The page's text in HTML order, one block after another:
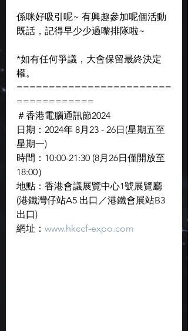
係咪好吸引呢~ 有興趣參加呢個活動
既話，記得早少少過嚟排隊啦~
*如有任何爭議，大會保留最終決定
權。
========================
============
＃香港電腦通訊節2024
日期：2024年 8月23 - 26日(星期五至
星期一)
時間：10:00-21:30 (8月26日僅開放至
18:00）
地點：香港會議展覽中心1號展覽廳
(港鐵灣仔站A5 出口／港鐵會展站B3
出口)
網址： www.hkccf-expo.com